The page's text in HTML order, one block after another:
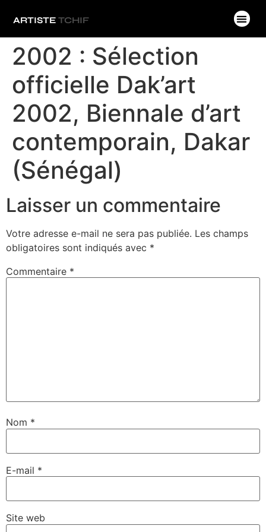
ARTISTE TCHIF
2002 : Sélection
officielle Dak’art
2002, Biennale d’art
contemporain, Dakar
(Sénégal)
Laisser un commentaire
Votre adresse e-mail ne sera pas publiée. Les champs
obligatoires sont indiqués avec *
Commentaire *
Nom *
E-mail *
Site web